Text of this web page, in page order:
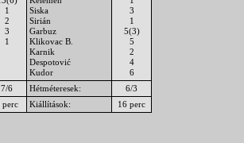
1
2
3
1
Siska
Sirián
Garbuz
Klikovac B.
Karnik
Despotović
Kudor
3
1
5(3)
5
2
4
6
7/6 Hétméteresek:
6/3
perc Kiállítások: 16 perc